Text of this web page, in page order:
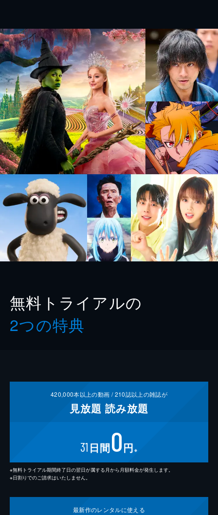
無料トライアルの
2つの特典
420,000本以上の動画 /210誌以上の雑誌が
見放題 読み放題
31 日間0円 ※
※無料トライアル期間終了日の翌日が属する月から月額料金が発生します。
※日割りでのご請求はいたしません。
最新作のレンタルに使える